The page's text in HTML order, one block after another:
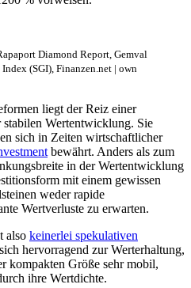
Diamond Report, Gemval
(SGI), Finanzen.net | own
liegt der Reiz einer
Wertentwicklung. Sie
sich in Zeiten wirtschaftlicher
bewährt. Anders als zum
in der Wertentwicklung
mit einem gewissen
weder rapide
Wertverluste zu erwarten.
also keinerlei spekulativen
hervorragend zur Werterhaltung,
kompakten Größe sehr mobil,
ihre Wertdichte.